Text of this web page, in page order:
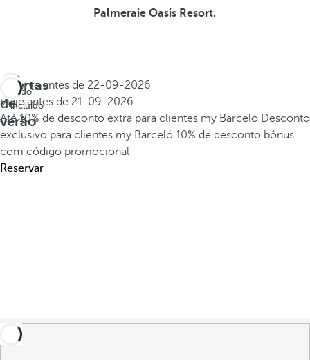
Palmeraie Oasis Resort.
Ofertas
de
verão
Tudo
incluído
Reserve antes de 22-09-2026
Viaje antes de 21-09-2026
Até 10% de desconto extra para clientes my Barceló Desconto
exclusivo para clientes my Barceló 10% de desconto bônus
com código promocional
Reservar